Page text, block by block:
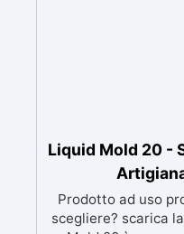
Liquid Mold 20 -
Prodotto ad uso
scegliere? scarica